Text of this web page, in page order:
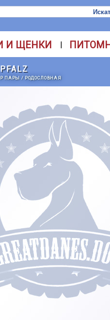
И ЩЕНКИ |
ПАРЫ / РОДОСЛОВНАЯ